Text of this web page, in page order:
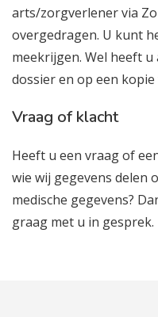
arts/zorgverlener via
overgedragen. U kunt
meekrijgen. Wel heeft
dossier en op een kopie
Vraag of klacht
Heeft u een vraag of
wie wij gegevens delen
medische gegevens?
graag met u in gesprek.